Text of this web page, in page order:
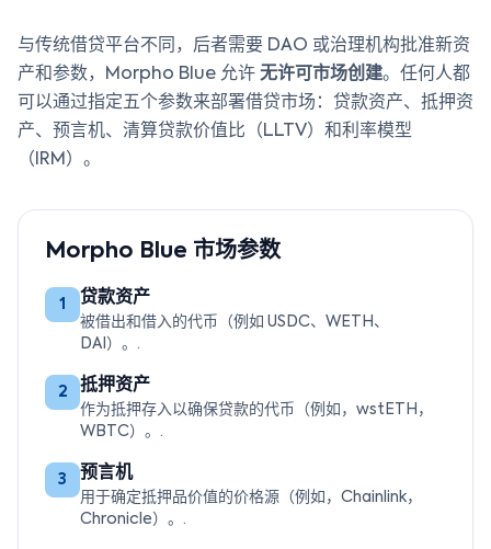
与传统借贷平台不同，后者需要 DAO 或治理机构批准新资
产和参数，Morpho Blue 允许 无许可市场创建。任何人都
可以通过指定五个参数来部署借贷市场：贷款资产、抵押资
产、预言机、清算贷款价值比（LLTV）和利率模型
（IRM）。
Morpho Blue 市场参数
1 贷款资产
被借出和借入的代币（例如 USDC、WETH、
DAI）。.
2 抵押资产
作为抵押存入以确保贷款的代币（例如，wstETH，
WBTC）。.
3 预言机
用于确定抵押品价值的价格源（例如，Chainlink，
Chronicle）。.